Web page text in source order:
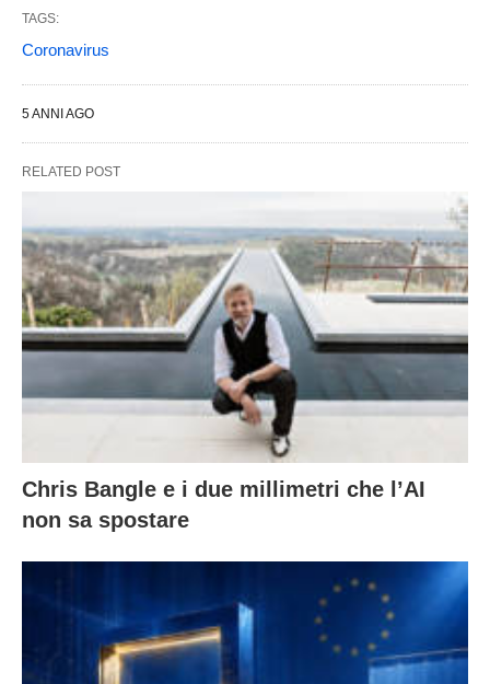
TAGS:
Coronavirus
5 ANNI AGO
RELATED POST
Chris Bangle e i due millimetri che l’AI
non sa spostare